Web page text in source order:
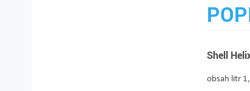
Shell
obsah litr